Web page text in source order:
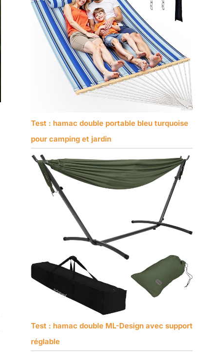
Test : hamac double portable bleu turquoise
pour camping et jardin
Test : hamac double ML-Design avec support
réglable